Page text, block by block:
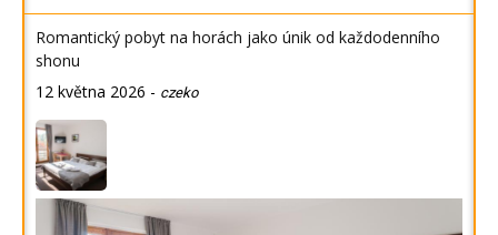
Romantický pobyt na horách jako únik od každodenního
shonu
12 května 2026 - czeko